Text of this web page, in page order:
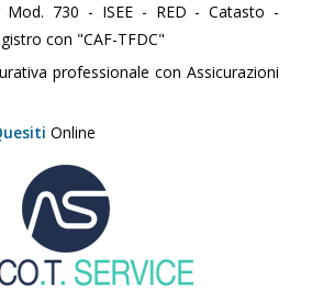
Mod. 730 - ISEE - RED - Catasto -
con "CAF-TFDC"
professionale con Assicurazioni
Online